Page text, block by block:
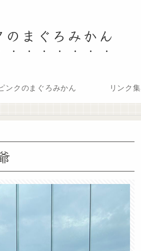
のまぐろみかん
ンクのまぐろみかん リンク集